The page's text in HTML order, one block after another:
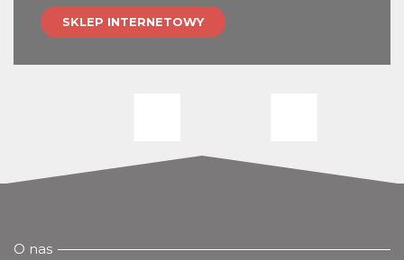
SKLEP INTERNETOWY
O nas